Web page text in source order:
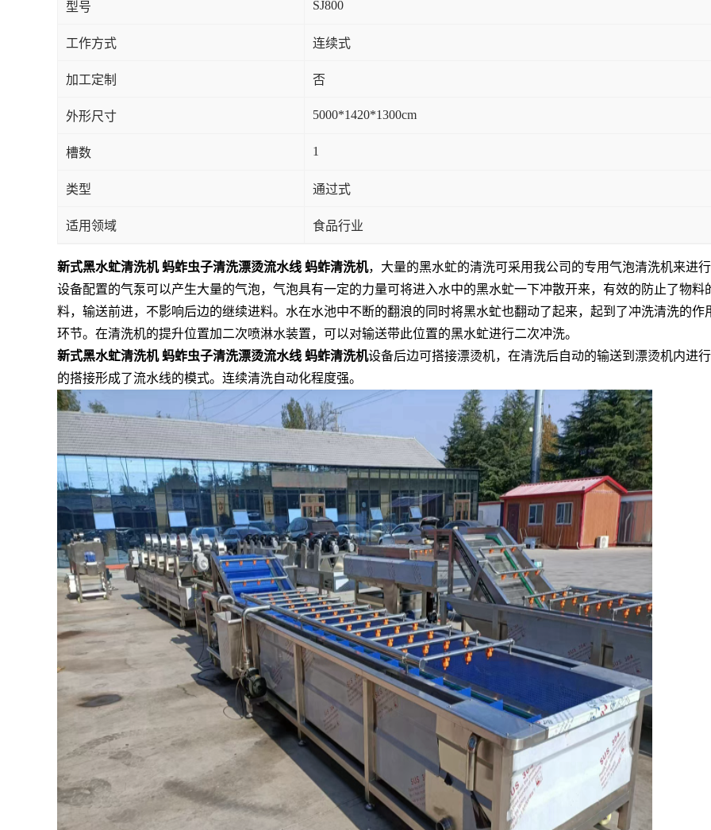
型号 SJ800
工作方式 连续式
加工定制 否
外形尺寸 5000*1420*1300cm
槽数 1
类型 通过式
适用领域 食品行业
新式黑水虻清洗机 蚂蚱虫子清洗漂烫流水线 蚂蚱清洗机，大量的黑水虻的清洗可采用我公司的专用气泡清洗机来进
设备配置的气泵可以产生大量的气泡，气泡具有一定的力量可将进入水中的黑水虻一下冲散开来，有效的防止了物
料，输送前进，不影响后边的继续进料。水在水池中不断的翻浪的同时将黑水虻也翻动了起来，起到了冲洗清洗的
环节。在清洗机的提升位置加二次喷淋水装置，可以对输送带此位置的黑水虻进行二次冲洗。
新式黑水虻清洗机 蚂蚱虫子清洗漂烫流水线 蚂蚱清洗机设备后边可搭接漂烫机，在清洗后自动的输送到漂烫机内进
的搭接形成了流水线的模式。连续清洗自动化程度强。